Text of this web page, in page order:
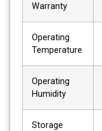
Warranty
Operating
Temperature
Operating
Humidity
Storage